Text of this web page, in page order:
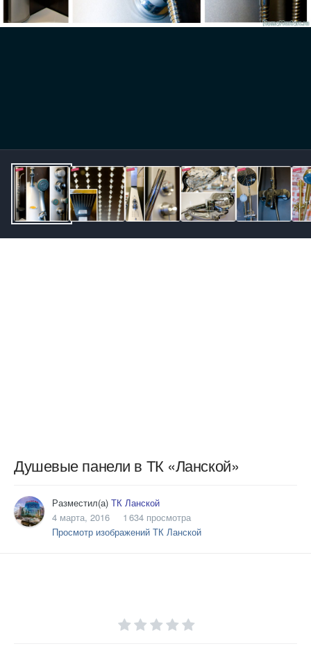
Душевые панели в ТК «Ланской»
Разместил(а) ТК Ланской
4 марта, 2016
1 634 просмотра
Просмотр изображений ТК Ланской